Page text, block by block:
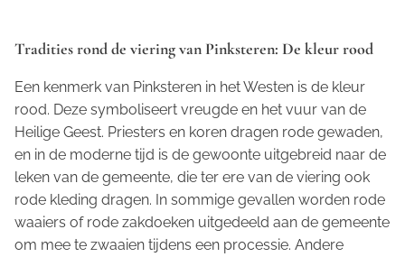
Tradities rond de viering van Pinksteren: De kleur rood
Een kenmerk van Pinksteren in het Westen is de kleur
rood. Deze symboliseert vreugde en het vuur van de
Heilige Geest. Priesters en koren dragen rode gewaden,
en in de moderne tijd is de gewoonte uitgebreid naar de
leken van de gemeente, die ter ere van de viering ook
rode kleding dragen. In sommige gevallen worden rode
waaiers of rode zakdoeken uitgedeeld aan de gemeente
om mee te zwaaien tijdens een processie. Andere